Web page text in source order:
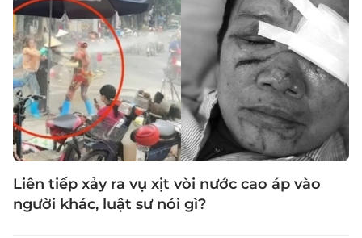
Liên tiếp xảy ra vụ xịt vòi nước cao áp vào
người khác, luật sư nói gì?